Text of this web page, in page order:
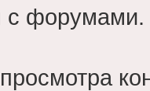
с форумами.